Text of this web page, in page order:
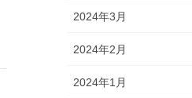
2024年3月
2024年2月
2024年1月